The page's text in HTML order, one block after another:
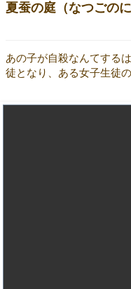
夏蚕の庭（なつごのに
あの子が自殺なんてする
徒となり、ある女子生徒